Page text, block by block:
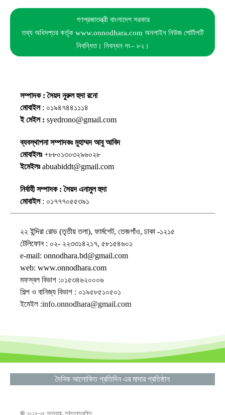
গণপ্রজাতন্ত্রী বাংলাদেশ সরকার
তথ্য অধিদপ্তর কর্তৃক www.onnodhara.com অনলাইন নিউজ পোর্টালটি
নিবন্ধিত। নিবন্ধন নং– ৮২।
সম্পাদক : সৈয়দ নুরুল হুদা রনো
মোবাইল: ০১৯৪৭৪৪১১১৪
ই মেইল : syedrono@gmail.com
ব্যবস্থাপনা সম্পাদকঃ মুহাম্মদ আবু আবিদ
মোবাইলঃ+৮৮০১৩০৩২৯৬০২৮
ইমেইলঃabuabiddt@gmail.com
নির্বাহী সম্পাদক : সৈয়দ এনামুল হুদা
মোবাইল: ০১৭৭৭০৫৫৩৯১
২২ ইন্দিরা রোড (তৃতীয় তলা), ফার্মগেট, তেজগাঁও, ঢাকা -১২১৫
টেলিফোন : ০২- ২২৩৩১৪২১৭, ৫৮১৫৪৬০১
e-mail: onnodhara.bd@gmail.com
web: www.onnodhara.com
মফস্বল বিভাগ :০১৫৩৪৬২০০০৬
শিল্প ও বানিজ্য বিভাগ : ০১৯৫৮৫১০৫০১
ইমেইল :info.onnodhara@gmail.com
দৈনিক আলোকিত প্রতিদিন এর মাদার প্রতিষ্ঠান
© ২০১৯-২৫ অন্যধারা. সর্বসত্বসংরক্ষিত